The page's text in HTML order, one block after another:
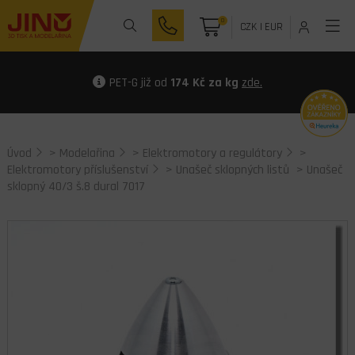
0 CZK| EUR
PET-G již od 174 Kč za kg zde.
Úvod > Modelařina > Elektromotory a regulátory
>
Elektromotory příslušenství
> Unašeč sklopných listů > Unašeč
sklopný 40/3 š.8 dural 7017